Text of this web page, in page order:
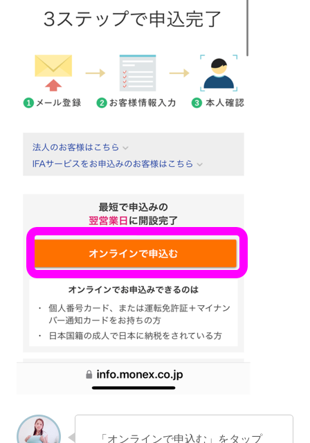
「オンラインで申込む」をタップ